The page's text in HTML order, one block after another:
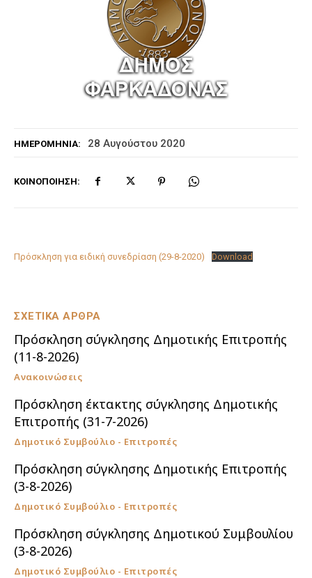
ΗΜΕΡΟΜΗΝΊΑ: 28 Αυγούστου 2020
ΚΟΙΝΟΠΟΊΗΣΗ:
ΣΧΕΤΙΚΑ ΑΡΘΡΑ
Πρόσκληση σύγκλησης Δημοτικής Επιτροπής
(11-8-2026)
Ανακοινώσεις
Πρόσκληση έκτακτης σύγκλησης Δημοτικής
Επιτροπής (31-7-2026)
Δημοτικό Συμβούλιο - Επιτροπές
Πρόσκληση σύγκλησης Δημοτικής Επιτροπής
(3-8-2026)
Δημοτικό Συμβούλιο - Επιτροπές
Πρόσκληση σύγκλησης Δημοτικού Συμβουλίου
(3-8-2026)
Δημοτικό Συμβούλιο - Επιτροπές
Πρόσκληση για ειδική συνεδρίαση (29-8-2020) Download